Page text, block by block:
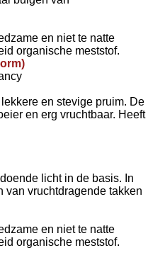
en niet te natte
organische meststof.
en stevige pruim. De
en erg vruchtbaar. Heeft
licht in de basis. In
van vruchtdragende takken
en niet te natte
organische meststof.